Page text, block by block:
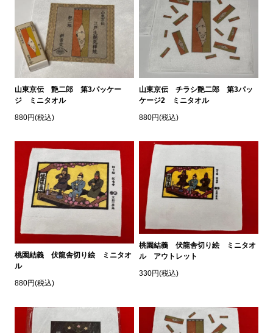
山東京伝 艶二郎 第3パッケー
ジ ミニタオル
880円(税込)
山東京伝 チラシ艶二郎 第3パッ
ケージ2 ミニタオル
880円(税込)
桃園結義 伏龍舎切り絵 ミニタオ
ル
880円(税込)
桃園結義 伏龍舎切り絵 ミニタオ
ル アウトレット
330円(税込)